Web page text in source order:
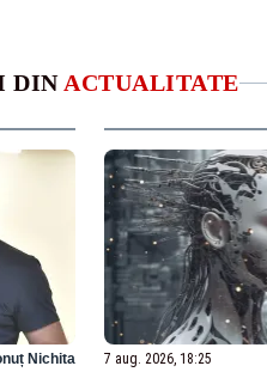
DIN ACTUALITATE
Nichita 7 aug. 2026, 18:25